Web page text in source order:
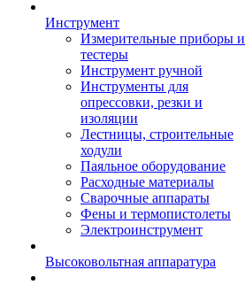
Инструмент
Измерительные приборы и
тестеры
Инструмент ручной
Инструменты для
опрессовки, резки и
изоляции
Лестницы, строительные
ходули
Паяльное оборудование
Расходные материалы
Сварочные аппараты
Фены и термопистолеты
Электроинструмент
Высоковольтная аппаратура